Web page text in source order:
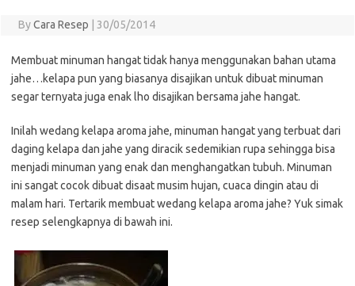
ByCara Resep 30/05/2014
Membuat minuman hangat tidak hanya menggunakan bahan utama
jahe…kelapa pun yang biasanya disajikan untuk dibuat minuman
segar ternyata juga enak lho disajikan bersama jahe hangat.
Inilah wedang kelapa aroma jahe, minuman hangat yang terbuat dari
daging kelapa dan jahe yang diracik sedemikian rupa sehingga bisa
menjadi minuman yang enak dan menghangatkan tubuh. Minuman
ini sangat cocok dibuat disaat musim hujan, cuaca dingin atau di
malam hari. Tertarik membuat wedang kelapa aroma jahe? Yuk simak
resep selengkapnya di bawah ini.